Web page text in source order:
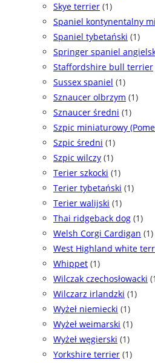
Skye terrier (1)
Spaniel kontynentalny
Spaniel tybetański (1)
Springer spaniel
Staffordshire bull terrier
Sussex spaniel (1)
Sznaucer olbrzym (1)
Sznaucer średni (1)
Szpic miniaturowy
Szpic średni (1)
Szpic wilczy (1)
Terier szkocki (1)
Terier tybetański (1)
Terier walijski (1)
Thai ridgeback dog (1)
Welsh Corgi Cardigan (1)
West Highland white
Whippet (1)
Wilczak czechosłowacki
Wilczarz irlandzki (1)
Wyżeł niemiecki (1)
Wyżeł weimarski (1)
Wyżeł węgierski (1)
Yorkshire terrier (1)